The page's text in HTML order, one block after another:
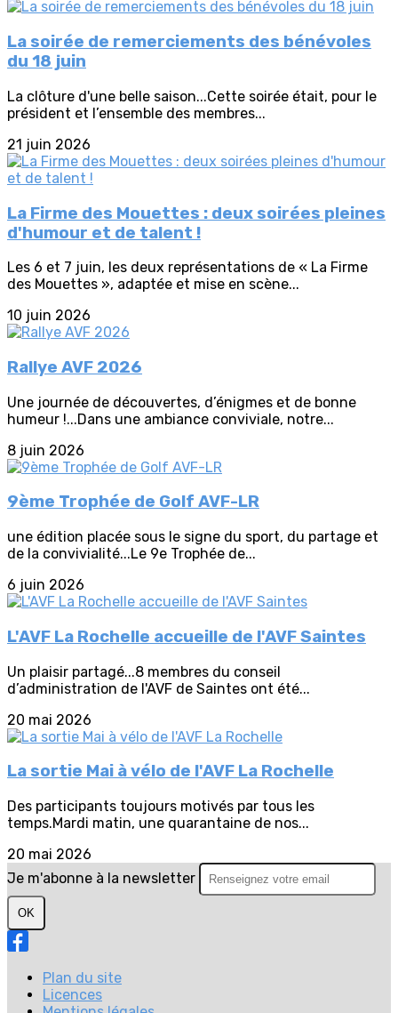
La soirée de remerciements des bénévoles
du 18 juin
La clôture d'une belle saison...Cette soirée était, pour le
président et l’ensemble des membres...
21 juin 2026
La Firme des Mouettes : deux soirées pleines
d'humour et de talent !
Les 6 et 7 juin, les deux représentations de « La Firme
des Mouettes », adaptée et mise en scène...
10 juin 2026
Rallye AVF 2026
Une journée de découvertes, d’énigmes et de bonne
humeur !...Dans une ambiance conviviale, notre...
8 juin 2026
9ème Trophée de Golf AVF-LR
une édition placée sous le signe du sport, du partage et
de la convivialité...Le 9e Trophée de...
6 juin 2026
L'AVF La Rochelle accueille de l'AVF Saintes
Un plaisir partagé...8 membres du conseil
d’administration de l'AVF de Saintes ont été...
20 mai 2026
La sortie Mai à vélo de l'AVF La Rochelle
Des participants toujours motivés par tous les
temps.Mardi matin, une quarantaine de nos...
20 mai 2026
Je m'abonne à la newsletter
OK
Plan du site
Licences